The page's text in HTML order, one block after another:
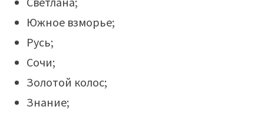
Южное взморье;
Русь;
Сочи;
Золотой колос;
Знание;